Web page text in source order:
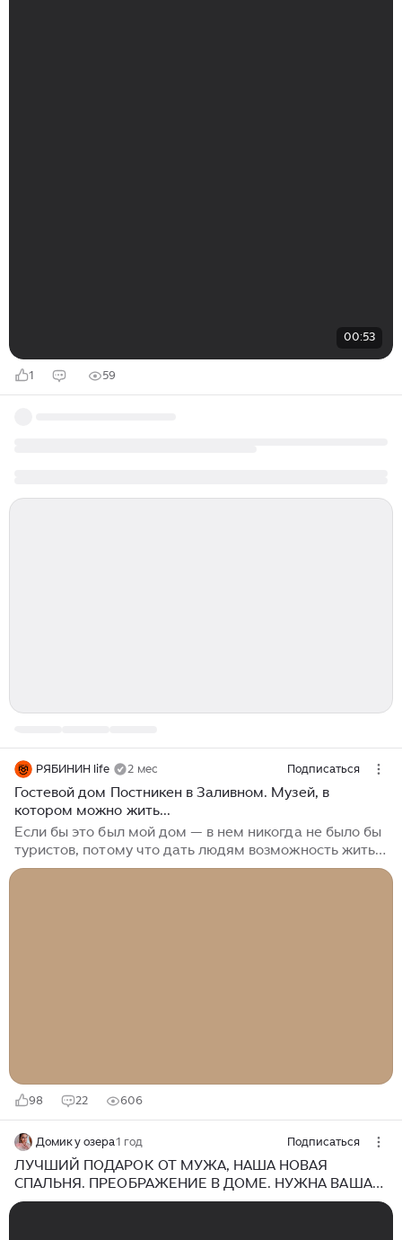
00:53
1 59
РЯБИНИН life 2 мес Подписаться
Гостевой дом Постникен в Заливном. Музей, в
котором можно жить...
Если бы это был мой дом — в нем никогда не было бы
туристов, потому что дать людям возможность жить
среди старинной мебели и играть на старинном
98 22 606
Домик у озера1 год Подписаться
ЛУЧШИЙ ПОДАРОК ОТ МУЖА, НАША НОВАЯ
СПАЛЬНЯ. ПРЕОБРАЖЕНИЕ В ДОМЕ. НУЖНА ВАША
ПОМОЩЬ.